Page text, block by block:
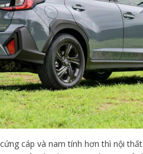
cáp và nam tính hơn thì nội